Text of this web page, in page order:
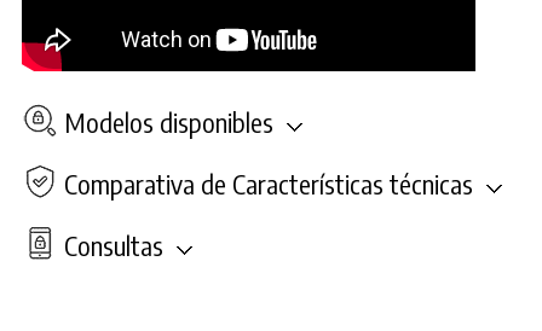
Modelos disponibles
Comparativa de Características técnicas
Consultas